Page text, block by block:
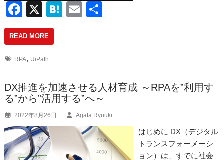
F
a
c
e
b
o
o
k
X
H
a
E
READ MORE
RPA, UiPath
DX推進を加速させる人材育成 ～RPAを”利用す
る”から”活用する”へ～
2022年8月26日 Agata Ryuuki
はじめに DX（デジタル
トランスフォーメーシ
ョン）は、すでに社会